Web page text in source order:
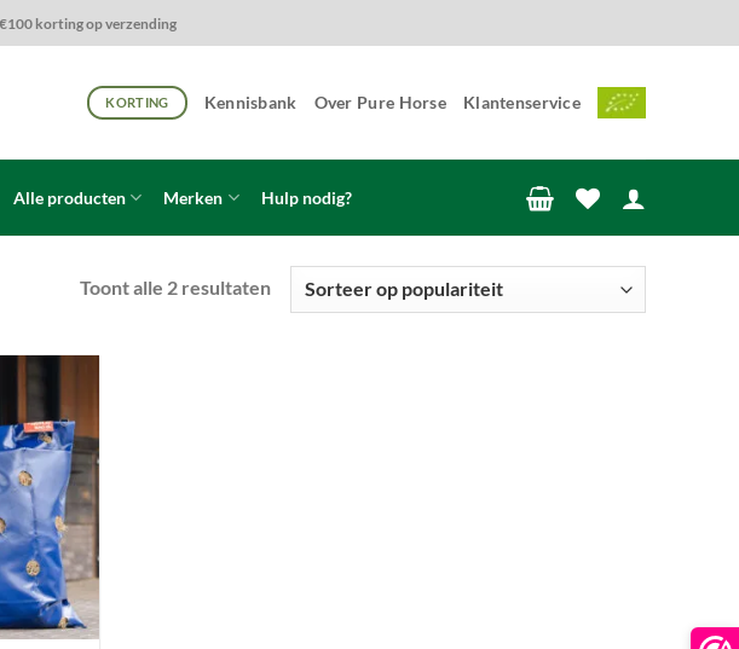
korting op verzending
KORTING Kennisbank Over Pure Horse Klantenservice
Alle producten Merken Hulp nodig?
Toont alle 2 resultatenGesorteerd
op
Toevoegen
aan
wenslijst